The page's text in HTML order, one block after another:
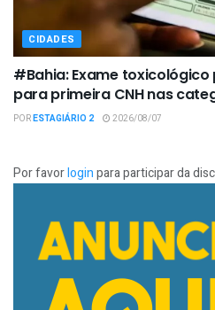
CIDADES
#Bahia: Exame toxicológico
para primeira CNH nas
PORESTAGIÁRIO 2 2026/08/07
Por favorloginpara participar da